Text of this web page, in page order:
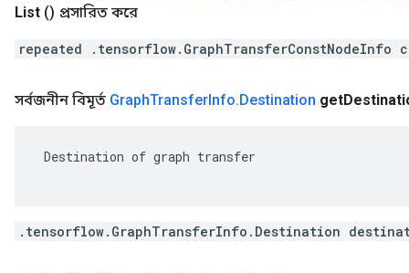
List () প্রসারিত করে
repeated .tensorflow.GraphTransferConstNodeInfo
সর্বজনীন বিমূর্ত GraphTransferInfo.Destination get
Destination of graph transfer
.tensorflow.GraphTransferInfo.Destination